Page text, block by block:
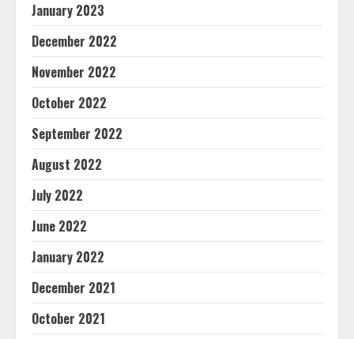
January 2023
December 2022
November 2022
October 2022
September 2022
August 2022
July 2022
June 2022
January 2022
December 2021
October 2021